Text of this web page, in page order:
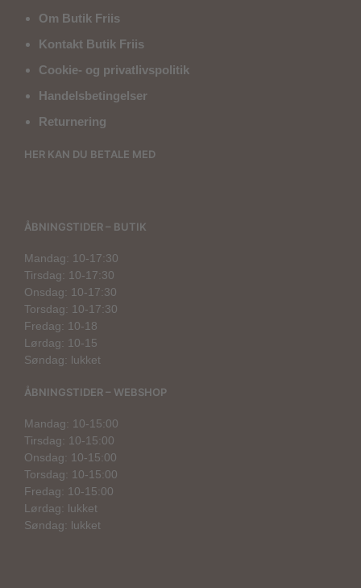
Om Butik Friis
Kontakt Butik Friis
Cookie- og privatlivspolitik
Handelsbetingelser
Returnering
HER KAN DU BETALE MED
ÅBNINGSTIDER – BUTIK
Mandag: 10-17:30
Tirsdag: 10-17:30
Onsdag: 10-17:30
Torsdag: 10-17:30
Fredag: 10-18
Lørdag: 10-15
Søndag: lukket
ÅBNINGSTIDER – WEBSHOP
Mandag: 10-15:00
Tirsdag: 10-15:00
Onsdag: 10-15:00
Torsdag: 10-15:00
Fredag: 10-15:00
Lørdag: lukket
Søndag: lukket